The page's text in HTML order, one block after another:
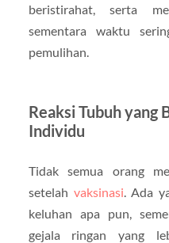
beristirahat, serta
sementara waktu
pemulihan.
Reaksi Tubuh yang
Individu
Tidak semua orang
setelah vaksinasi . Ada
keluhan apa pun,
gejala ringan yang